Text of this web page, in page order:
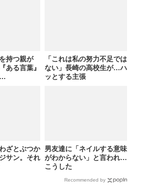
持つ親が
ある言葉』
…
「これは私の努力不足では
ない」長崎の高校生が…ハ
ッとする主張
ざとぶつか
サン。それ
男友達に「ネイルする意味
がわからない」と言われ…
こうした
Recommended by